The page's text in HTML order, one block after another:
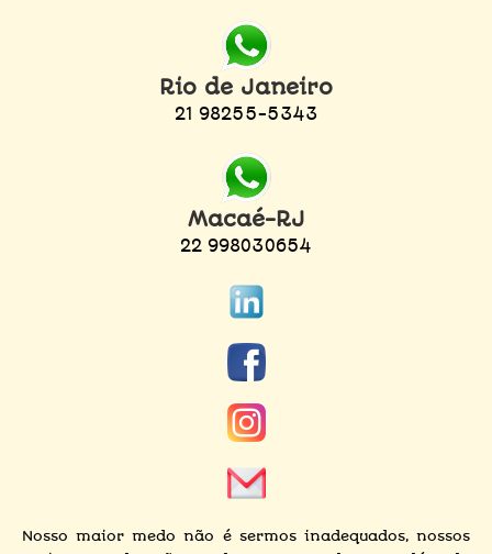
Rio de Janeiro
21 98255-5343
Macaé-RJ
22 998030654
Nosso maior medo não é sermos inadequados, nossos